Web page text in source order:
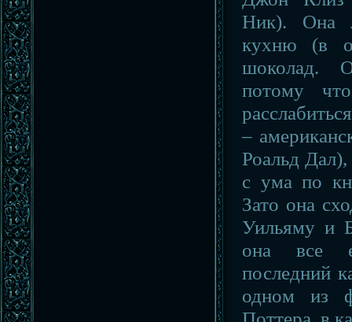
Ник). Она
кухню (в
шоколад.
потому
–
Роальд
с ума по
Зато она
Уильяму и
она все
последний
одном из